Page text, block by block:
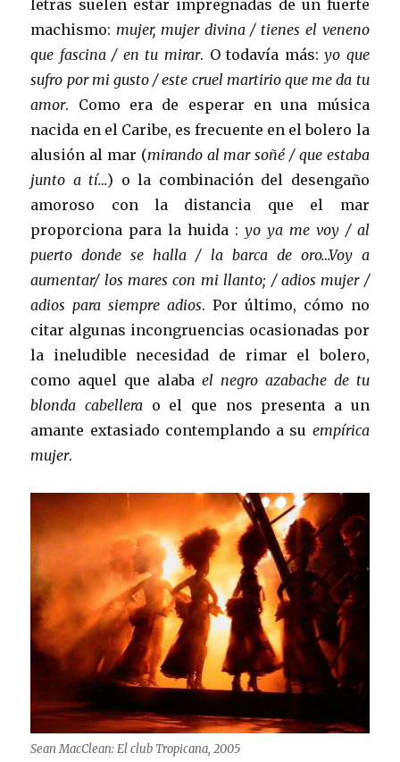
letras suelen estar impregnadas de un fuerte
machismo: mujer, mujer divina / tienes el veneno
que fascina / en tu mirar. O todavía más: yo que
sufro por mi gusto / este cruel martirio que me da tu
amor. Como era de esperar en una música
nacida en el Caribe, es frecuente en el bolero la
alusión al mar (mirando al mar soñé / que estaba
junto a tí…) o la combinación del desengaño
amoroso con la distancia que el mar
proporciona para la huida : yo ya me voy / al
puerto donde se halla / la barca de oro…Voy a
aumentar/ los mares con mi llanto; / adios mujer /
adios para siempre adios. Por último, cómo no
citar algunas incongruencias ocasionadas por
la ineludible necesidad de rimar el bolero,
como aquel que alaba el negro azabache de tu
blonda cabellera o el que nos presenta a un
amante extasiado contemplando a su empírica
mujer.
Sean MacClean: El club Tropicana, 2005